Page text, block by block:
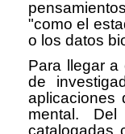
"como el
o los datos
Para llegar a
de
aplicaciones
mental.
catalogadas